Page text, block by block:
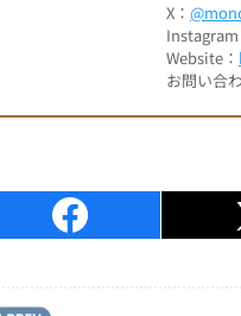
X：
Instagram
Website：
お問い合